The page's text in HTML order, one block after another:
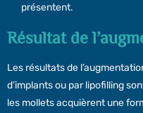
présentent.
Résultat de
Les résultats de
d’implants ou par lipofilling
les mollets acquièrent une